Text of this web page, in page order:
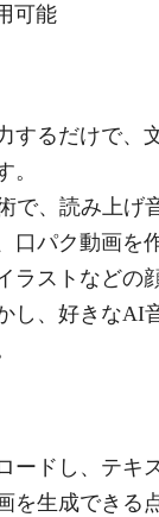
可能
するだけで、
。
で、読み上げ
口パク動画を
ラストなどの
し、好きなAI
ードし、テキ
を生成できる